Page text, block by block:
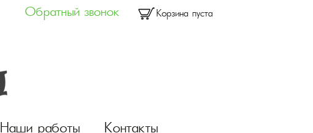
Корзина пуста
Обратный звонок
Наши работы Контакты